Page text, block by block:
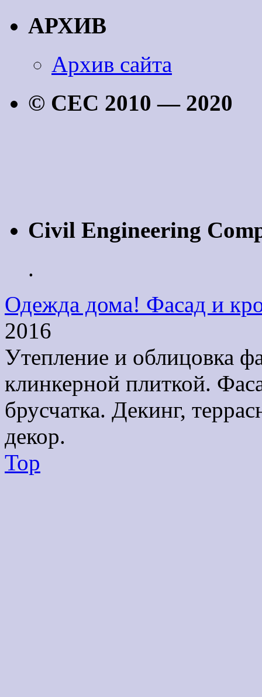
АРХИВ
Архив сайта
© CEC 2010 — 2020
Civil Engineering
.
Одежда дома! Фасад и
2016
Утепление и облицовка
клинкерной плиткой.
брусчатка. Декинг,
декор.
Top